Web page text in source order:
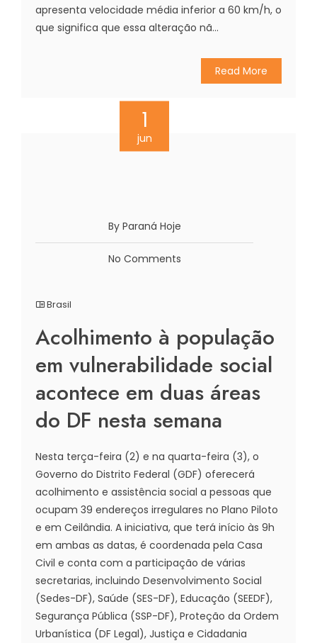
apresenta velocidade média inferior a 60 km/h, o
que significa que essa alteração nã...
Read More
1
jun
By Paraná Hoje
No Comments
Brasil
Acolhimento à população
em vulnerabilidade social
acontece em duas áreas
do DF nesta semana
Nesta terça-feira (2) e na quarta-feira (3), o
Governo do Distrito Federal (GDF) oferecerá
acolhimento e assistência social a pessoas que
ocupam 39 endereços irregulares no Plano Piloto
e em Ceilândia. A iniciativa, que terá início às 9h
em ambas as datas, é coordenada pela Casa
Civil e conta com a participação de várias
secretarias, incluindo Desenvolvimento Social
(Sedes-DF), Saúde (SES-DF), Educação (SEEDF),
Segurança Pública (SSP-DF), Proteção da Ordem
Urbanística (DF Legal), Justiça e Cidadania